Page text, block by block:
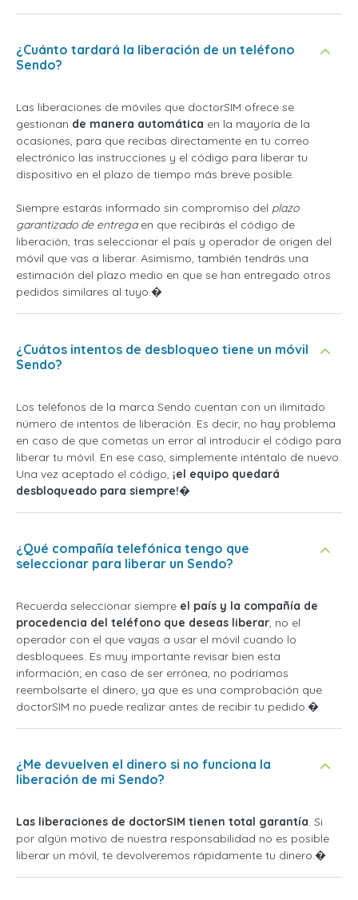
¿Cuánto tardará la liberación de un teléfono
Sendo?
Las liberaciones de móviles que doctorSIM ofrece se
gestionan de manera automática en la mayoría de la
ocasiones, para que recibas directamente en tu correo
electrónico las instrucciones y el código para liberar tu
dispositivo en el plazo de tiempo más breve posible.
Siempre estarás informado sin compromiso del plazo
garantizado de entregaen que recibirás el código de
liberación, tras seleccionar el país y operador de origen del
móvil que vas a liberar. Asimismo, también tendrás una
estimación del plazo medio en que se han entregado otros
pedidos similares al tuyo.�
¿Cuátos intentos de desbloqueo tiene un móvil
Sendo?
Los teléfonos de la marca Sendo cuentan con un ilimitado
número de intentos de liberación. Es decir, no hay problema
en caso de que cometas un error al introducir el código para
liberar tu móvil. En ese caso, simplemente inténtalo de nuevo.
Una vez aceptado el código, ¡el equipo quedará
desbloqueado para siempre!�
¿Qué compañía telefónica tengo que
seleccionar para liberar un Sendo?
Recuerda seleccionar siempre el país y la compañía de
procedencia del teléfono que deseas liberar, no el
operador con el que vayas a usar el móvil cuando lo
desbloquees. Es muy importante revisar bien esta
información; en caso de ser errónea, no podríamos
reembolsarte el dinero, ya que es una comprobación que
doctorSIM no puede realizar antes de recibir tu pedido.�
¿Me devuelven el dinero si no funciona la
liberación de mi Sendo?
Las liberaciones de doctorSIM tienen total garantía. Si
por algún motivo de nuestra responsabilidad no es posible
liberar un móvil, te devolveremos rápidamente tu dinero.�